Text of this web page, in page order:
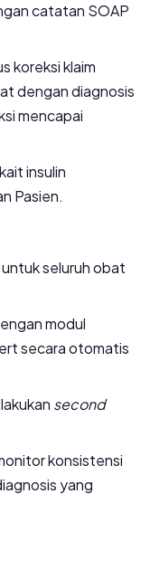
catatan SOAP
koreksi klaim
dengan diagnosis
mencapai
insulin
Pasien.
seluruh obat
modul
secara otomatis
second
konsistensi
yang